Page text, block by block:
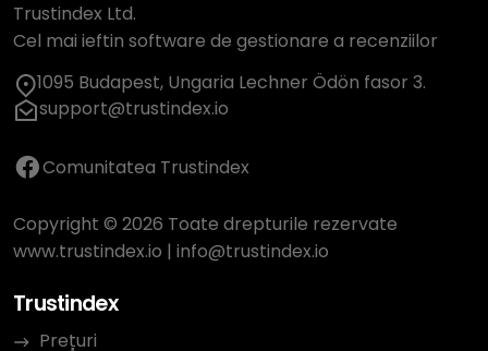
Trustindex Ltd.
Cel mai ieftin software de gestionare a recenziilor
1095 Budapest, Ungaria Lechner Ödön fasor 3.
support@trustindex.io
Comunitatea Trustindex
Copyright © 2026 Toate drepturile rezervate
www.trustindex.io | info@trustindex.io
Trustindex
Prețuri